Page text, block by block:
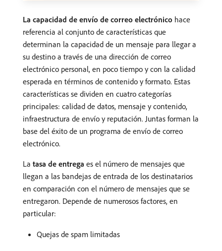
La capacidad de envío de correo electrónico hace
referencia al conjunto de características que
determinan la capacidad de un mensaje para llegar a
su destino a través de una dirección de correo
electrónico personal, en poco tiempo y con la calidad
esperada en términos de contenido y formato. Estas
características se dividen en cuatro categorías
principales: calidad de datos, mensaje y contenido,
infraestructura de envío y reputación. Juntas forman la
base del éxito de un programa de envío de correo
electrónico.
La tasa de entrega es el número de mensajes que
llegan a las bandejas de entrada de los destinatarios
en comparación con el número de mensajes que se
entregaron. Depende de numerosos factores, en
particular:
Quejas de spam limitadas